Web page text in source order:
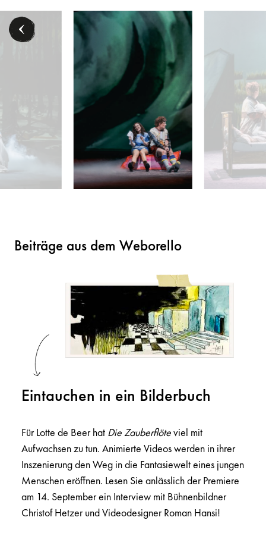
- © Marco Sommer/Volksoper Wien
Anna Simińska (Königin der Nacht), Rebecca
Beiträge aus dem Weborello
Eintauchen in ein Bilderbuch
Für Lotte de Beer hat Die Zauberflöteviel mit
Aufwachsen zu tun. Animierte Videos werden in ihrer
Inszenierung den Weg in die Fantasiewelt eines jungen
Menschen eröffnen. Lesen Sie anlässlich der Premiere
am 14. September ein Interview mit Bühnenbildner
Christof Hetzer und Videodesigner Roman Hansi!